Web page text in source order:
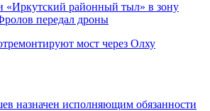
«Иркутский районный тыл» в зону
передал дроны
мост через Олху
назначен исполняющим обязанности